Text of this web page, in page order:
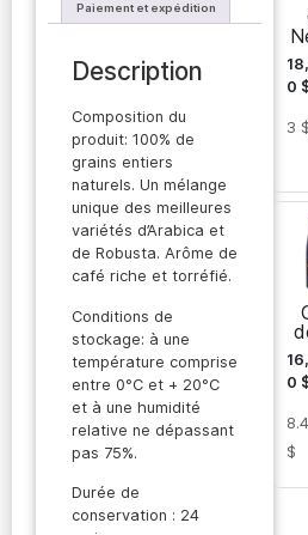
Paiement et expédition
Description
Composition du
produit: 100% de
grains entiers
naturels. Un mélange
unique des meilleures
variétés d’Arabica et
de Robusta. Arôme de
café riche et torréfié.
Conditions de
stockage: à une
température comprise
entre 0°C et + 20°C
et à une humidité
relative ne dépassant
pas 75%.
Durée de
conservation : 24
0
3 $
0
$